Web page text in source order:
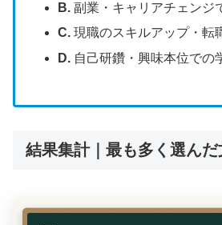
B. 副業・キャリアチェンジ
C. 現職のスキルアップ・転
D. 自己研鑽・興味本位での
結果集計｜最も多く選んだ